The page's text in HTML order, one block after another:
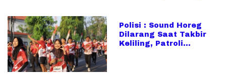
Polisi : Sound Horeg
Dilarang Saat Takbir
Keliling, Patroli